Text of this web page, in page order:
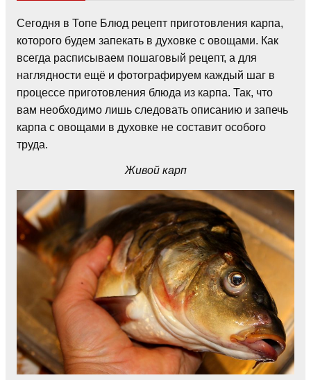
Сегодня в Топе Блюд рецепт приготовления карпа,
которого будем запекать в духовке с овощами. Как
всегда расписываем пошаговый рецепт, а для
наглядности ещё и фотографируем каждый шаг в
процессе приготовления блюда из карпа. Так, что
вам необходимо лишь следовать описанию и запечь
карпа с овощами в духовке не составит особого
труда.
Живой карп